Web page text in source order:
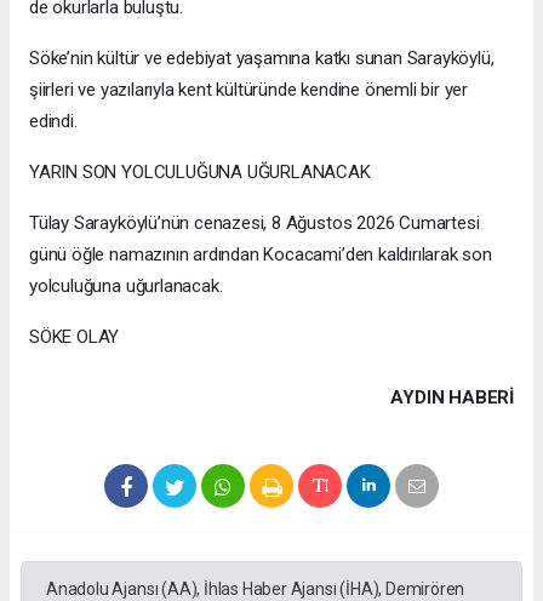
de okurlarla buluştu.
Söke’nin kültür ve edebiyat yaşamına katkı sunan Sarayköylü,
şiirleri ve yazılarıyla kent kültüründe kendine önemli bir yer
edindi.
YARIN SON YOLCULUĞUNA UĞURLANACAK
Tülay Sarayköylü’nün cenazesi, 8 Ağustos 2026 Cumartesi
günü öğle namazının ardından Kocacami’den kaldırılarak son
yolculuğuna uğurlanacak.
SÖKE OLAY
AYDIN HABERİ
Anadolu Ajansı (AA), İhlas Haber Ajansı (İHA), Demirören